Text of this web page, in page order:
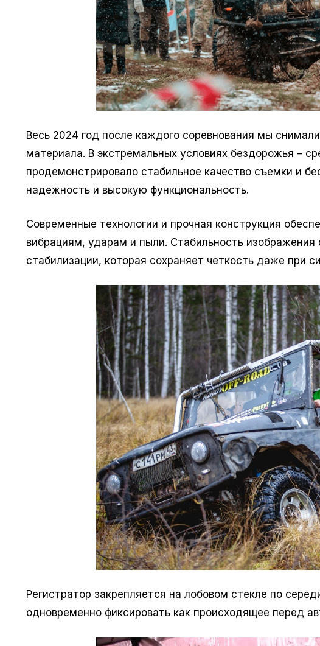
Весь 2024 год после каждого соревнования мы
материала. В экстремальных условиях бездорожья –
продемонстрировало стабильное качество съемки и
надежность и высокую функциональность.
Современные технологии и прочная конструкция
вибрациям, ударам и пыли. Стабильность
стабилизации, которая сохраняет четкость даже при
Регистратор закрепляется на лобовом стекле по
одновременно фиксировать как происходящее перед